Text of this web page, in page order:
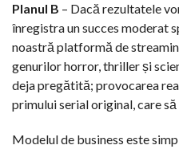
Planul B – Dacă rezultatele
înregistra un succes moderat
noastră platformă de
genurilor horror, thriller și
deja pregătită; provocarea
primului serial original, care
Modelul de business este